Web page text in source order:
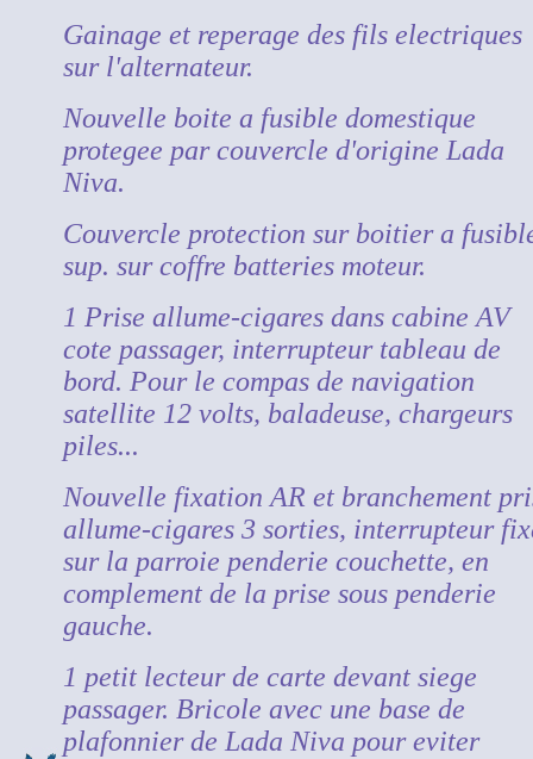
Gainage et reperage des fils electriques
sur l'alternateur.
Nouvelle boite a fusible domestique
protegee par couvercle d'origine Lada
Niva.
Couvercle protection sur boitier a
sup. sur coffre batteries moteur.
1 Prise allume-cigares dans cabine AV
cote passager, interrupteur tableau de
bord. Pour le compas de navigation
satellite 12 volts, baladeuse, chargeurs
piles...
Nouvelle fixation AR et branchement
allume-cigares 3 sorties, interrupteur
sur la parroie penderie couchette, en
complement de la prise sous penderie
gauche.
1 petit lecteur de carte devant siege
passager. Bricole avec une base de
plafonnier de Lada Niva pour eviter